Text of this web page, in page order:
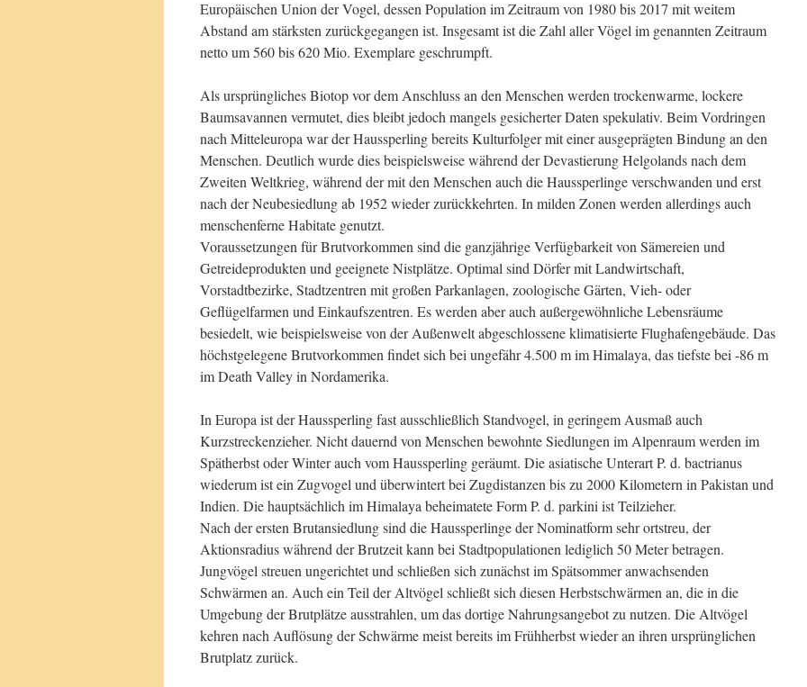
Europäischen Union der Vogel, dessen Population im Zeitraum von 1980 bis 2017 mit weitem
Abstand am stärksten zurückgegangen ist. Insgesamt ist die Zahl aller Vögel im genannten Zeitraum
netto um 560 bis 620 Mio. Exemplare geschrumpft.
Als ursprüngliches Biotop vor dem Anschluss an den Menschen werden trockenwarme, lockere
Baumsavannen vermutet, dies bleibt jedoch mangels gesicherter Daten spekulativ. Beim Vordringen
nach Mitteleuropa war der Haussperling bereits Kulturfolger mit einer ausgeprägten Bindung an den
Menschen. Deutlich wurde dies beispielsweise während der Devastierung Helgolands nach dem
Zweiten Weltkrieg, während der mit den Menschen auch die Haussperlinge verschwanden und erst
nach der Neubesiedlung ab 1952 wieder zurückkehrten. In milden Zonen werden allerdings auch
menschenferne Habitate genutzt.
Voraussetzungen für Brutvorkommen sind die ganzjährige Verfügbarkeit von Sämereien und
Getreideprodukten und geeignete Nistplätze. Optimal sind Dörfer mit Landwirtschaft,
Vorstadtbezirke, Stadtzentren mit großen Parkanlagen, zoologische Gärten, Vieh- oder
Geflügelfarmen und Einkaufszentren. Es werden aber auch außergewöhnliche Lebensräume
besiedelt, wie beispielsweise von der Außenwelt abgeschlossene klimatisierte Flughafengebäude. Das
höchstgelegene Brutvorkommen findet sich bei ungefähr 4.500 m im Himalaya, das tiefste bei -86 m
im Death Valley in Nordamerika.
In Europa ist der Haussperling fast ausschließlich Standvogel, in geringem Ausmaß auch
Kurzstreckenzieher. Nicht dauernd von Menschen bewohnte Siedlungen im Alpenraum werden im
Spätherbst oder Winter auch vom Haussperling geräumt. Die asiatische Unterart P. d. bactrianus
wiederum ist ein Zugvogel und überwintert bei Zugdistanzen bis zu 2000 Kilometern in Pakistan und
Indien. Die hauptsächlich im Himalaya beheimatete Form P. d. parkini ist Teilzieher.
Nach der ersten Brutansiedlung sind die Haussperlinge der Nominatform sehr ortstreu, der
Aktionsradius während der Brutzeit kann bei Stadtpopulationen lediglich 50 Meter betragen.
Jungvögel streuen ungerichtet und schließen sich zunächst im Spätsommer anwachsenden
Schwärmen an. Auch ein Teil der Altvögel schließt sich diesen Herbstschwärmen an, die in die
Umgebung der Brutplätze ausstrahlen, um das dortige Nahrungsangebot zu nutzen. Die Altvögel
kehren nach Auflösung der Schwärme meist bereits im Frühherbst wieder an ihren ursprünglichen
Brutplatz zurück.